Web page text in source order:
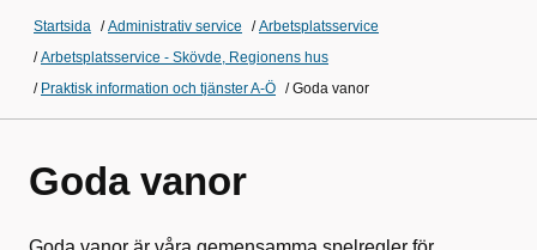
Startsida /Administrativ service /Arbetsplatsservice
/Arbetsplatsservice - Skövde, Regionens hus
/ Praktisk information och tjänster A-Ö /Goda vanor
Goda vanor